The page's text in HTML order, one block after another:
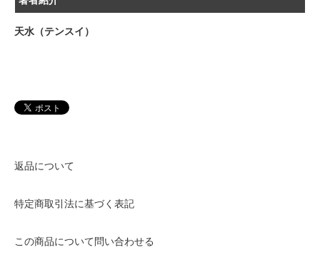
天水（テンスイ）
返品について
特定商取引法に基づく表記
この商品について問い合わせる